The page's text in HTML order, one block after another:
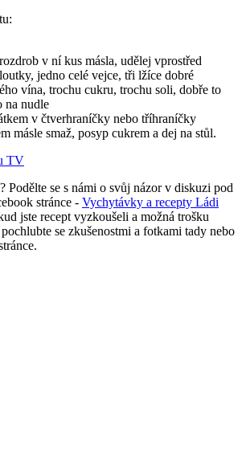
v ní kus másla, udělej vprostřed
jedno celé vejce, tři lžíce dobré
vína, trochu cukru, trochu soli, dobře to
na nudle
v čtverhraníčky nebo tříhraníčky
másle smaž, posyp cukrem a dej na stůl.
TV
Podělte se s námi o svůj názor v diskuzi pod
stránce - Vychytávky a recepty Ládi
jste recept vyzkoušeli a možná trošku
se zkušenostmi a fotkami tady nebo